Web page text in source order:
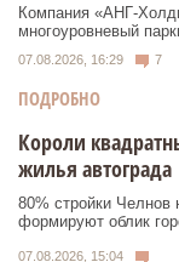
Компания «АНГ-
многоуровневый
07.08.2026, 16:29 7
ПОДРОБНО
Короли
жилья автограда
80% стройки Челнов
формируют облик
07.08.2026, 15:04